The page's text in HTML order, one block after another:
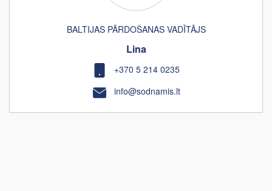
BALTIJAS PĀRDOŠANAS VADĪTĀJS
Lina
+370 5 214 0235
info@sodnamis.lt